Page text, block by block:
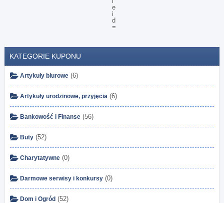
KATEGORIE KUPONU
Artykuły biurowe (6)
Artykuły urodzinowe, przyjęcia (6)
Bankowość i Finanse (56)
Buty (52)
Charytatywne (0)
Darmowe serwisy i konkursy (0)
Dom i Ogród (52)